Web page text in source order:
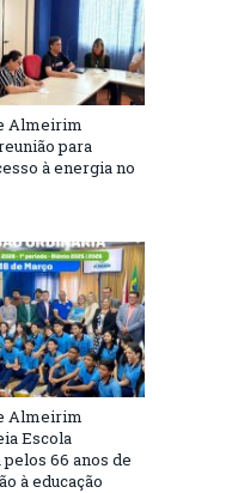
Almeirim
para
à energia no
Almeirim
Escola
pelos 66 anos de
à educação